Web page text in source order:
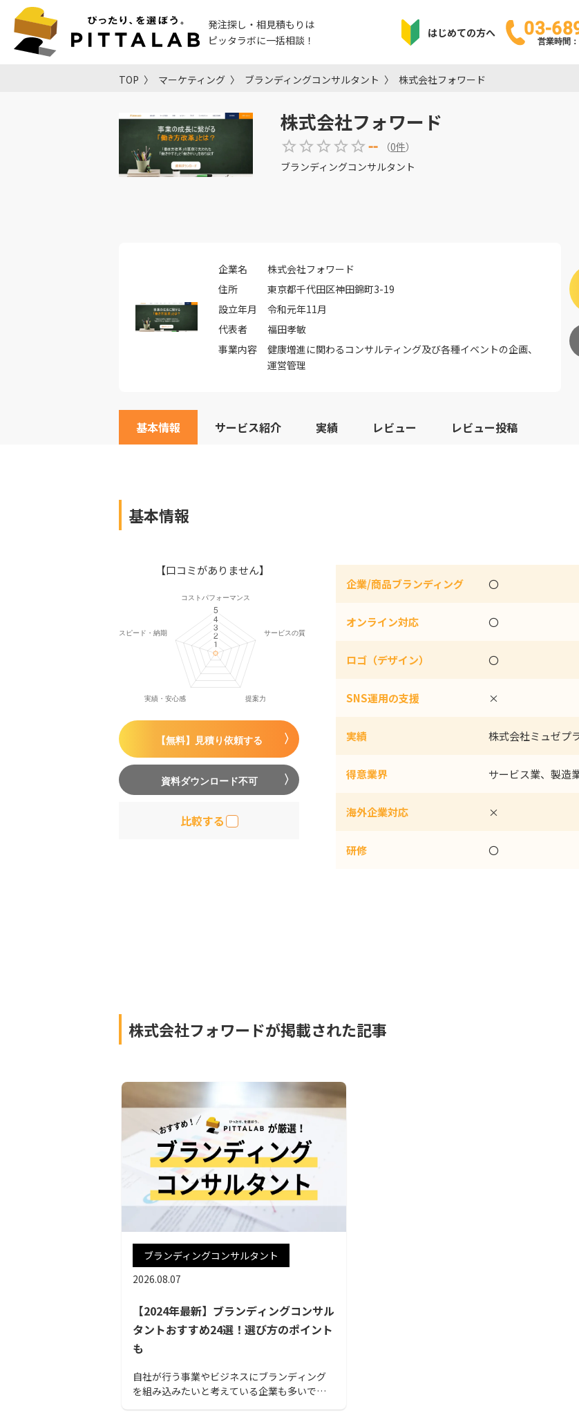
発注探し・相見積もりは
ピッタラボに一括相談！
はじめての方へ 03-
営業時間
TOP マーケティング ブランディングコンサルタント 株式会社フォワード
株式会社フォワード
-- （0件）
ブランディングコンサルタント
企業名
株式会社フォワード
住所
東京都千代田区神田錦町3-19
設立年月
令和元年11月
代表者
福田孝敏
事業内容
健康増進に関わるコンサルティング及び各種イベントの企画、
運営管理
基本情報 サービス紹介 実績 レビュー レビュー投稿
基本情報
【口コミがありません】
【無料】見積り依頼する
資料ダウンロード不可
比較する
企業/商品ブランディング 〇
オンライン対応 〇
ロゴ（デザイン） 〇
SNS運用の支援 ×
実績 株式会社ミュゼプ
得意業界 サービス業、製造
海外企業対応 ×
研修 〇
株式会社フォワードが掲載された記事
ブランディングコンサルタント
2026.08.07
【2024年最新】ブランディングコンサル
タントおすすめ24選！選び方のポイント
も
自社が行う事業やビジネスにブランディング
を組み込みたいと考えている企業も多いでし